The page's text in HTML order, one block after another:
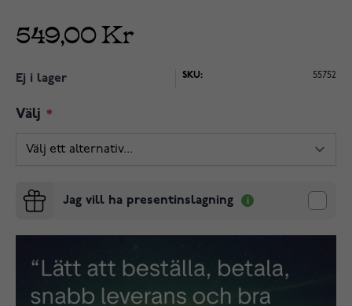
549,00 Kr
Ej i lager SKU: 55752
Välj
Jag vill ha presentinslagning